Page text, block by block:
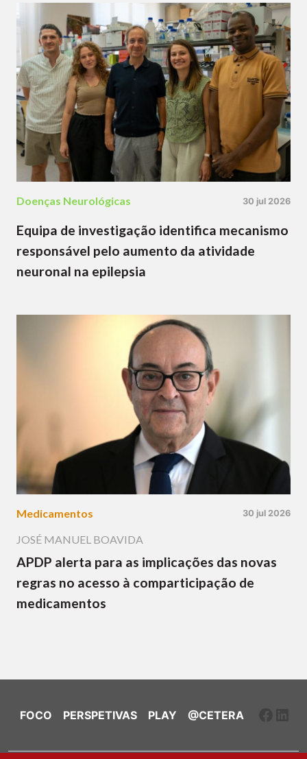
Doenças Neurológicas 30 jul 2026
Equipa de investigação identifica mecanismo
responsável pelo aumento da atividade
neuronal na epilepsia
Medicamentos 30 jul 2026
JOSÉ MANUEL BOAVIDA
APDP alerta para as implicações das novas
regras no acesso à comparticipação de
medicamentos
FOCO PERSPETIVAS PLAY @CETERA